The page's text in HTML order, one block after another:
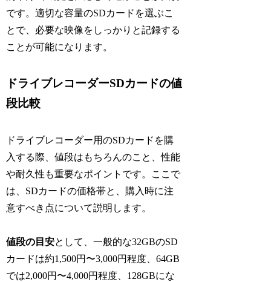
です。適切な容量のSDカードを選ぶこ
とで、必要な映像をしっかりと記録する
ことが可能になります。
ドライブレコーダーSDカードの値
段比較
ドライブレコーダー用のSDカードを購
入する際、値段はもちろんのこと、性能
や耐久性も重要なポイントです。ここで
は、SDカードの価格帯と、購入時に注
意すべき点について説明します。
値段の目安として、一般的な32GBのSD
カードは約1,500円〜3,000円程度、64GB
では2,000円〜4,000円程度、128GBにな